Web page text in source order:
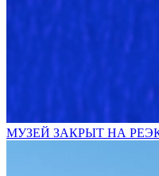
МУЗЕЙ ЗАКРЫТ НА